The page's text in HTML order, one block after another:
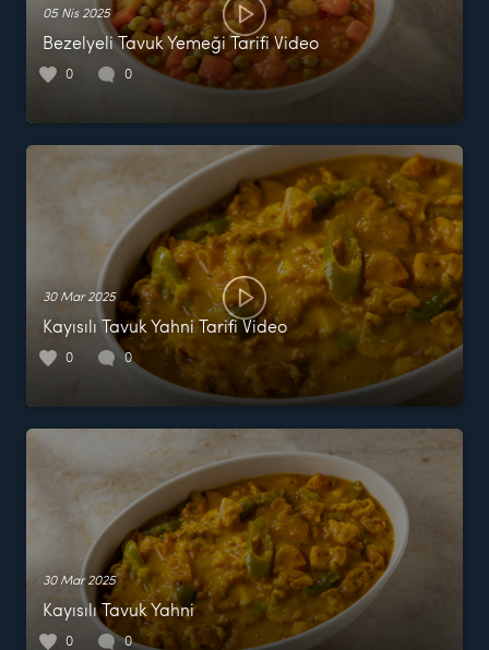
05 Nis 2025
Bezelyeli Tavuk Yemeği Tarifi Video
0 0
30 Mar 2025
Kayısılı Tavuk Yahni Tarifi Video
0 0
30 Mar 2025
Kayısılı Tavuk Yahni
0 0